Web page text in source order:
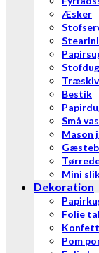
Æsker
Bestik
Små
Mason
Mini
Dekoration
Folie
Pom